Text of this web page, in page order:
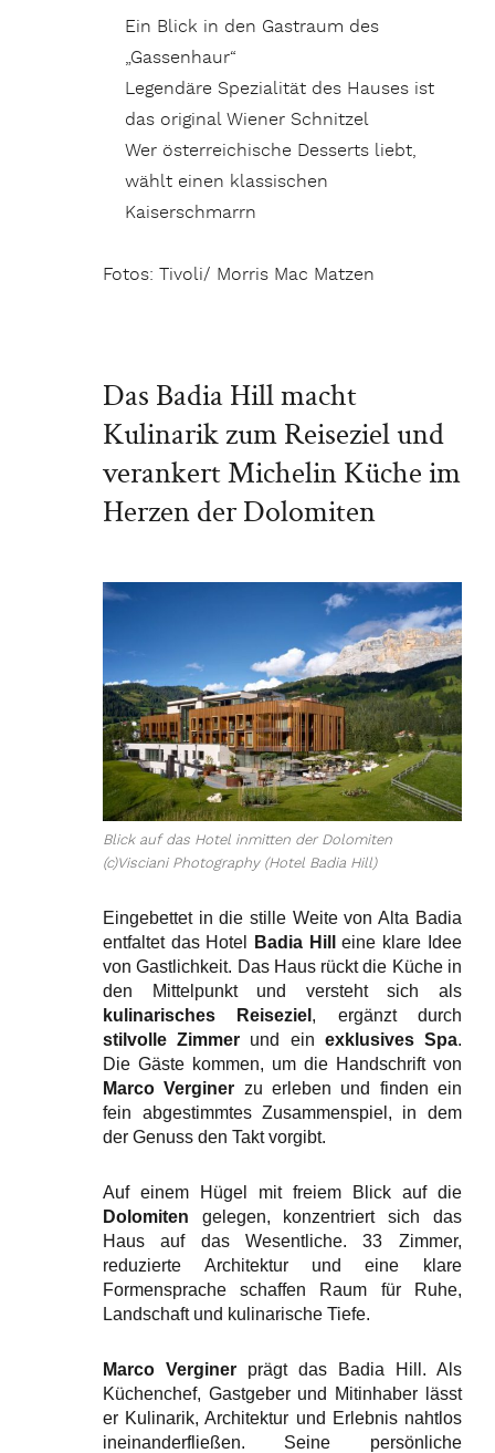
Ein Blick in den Gastraum des
„Gassenhaur“
Legendäre Spezialität des Hauses ist
das original Wiener Schnitzel
Wer österreichische Desserts liebt,
wählt einen klassischen
Kaiserschmarrn
Fotos: Tivoli/ Morris Mac Matzen
Das Badia Hill macht
Kulinarik zum Reiseziel und
verankert Michelin Küche im
Herzen der Dolomiten
Blick auf das Hotel inmitten der Dolomiten
(c)Visciani Photography (Hotel Badia Hill)
Eingebettet in die stille Weite von Alta Badia
entfaltet das Hotel
Badia Hill
eine klare Idee
von Gastlichkeit. Das Haus rückt die Küche in
den Mittelpunkt und versteht sich als
kulinarisches Reiseziel , ergänzt durch
stilvolle Zimmer und ein exklusives Spa.
Die Gäste kommen, um die Handschrift von
Marco Verginer zu erleben und finden ein
fein abgestimmtes Zusammenspiel, in dem
der Genuss den Takt vorgibt.
Auf einem Hügel mit freiem Blick auf die
Dolomiten gelegen, konzentriert sich das
Haus auf das Wesentliche. 33 Zimmer,
reduzierte Architektur und eine klare
Formensprache schaffen Raum für Ruhe,
Landschaft und kulinarische Tiefe.
Marco Verginer prägt das Badia Hill. Als
Küchenchef, Gastgeber und Mitinhaber lässt
er Kulinarik, Architektur und Erlebnis nahtlos
ineinanderfließen. Seine persönliche